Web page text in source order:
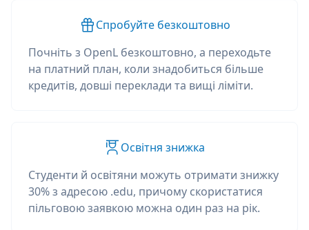
Спробуйте безкоштовно
Почніть з OpenL безкоштовно, а переходьте
на платний план, коли знадобиться більше
кредитів, довші переклади та вищі ліміти.
Освітня знижка
Студенти й освітяни можуть отримати знижку
30% з адресою .edu, причому скористатися
пільговою заявкою можна один раз на рік.